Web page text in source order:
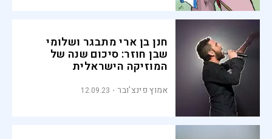
חנן בן ארי מתבגר ושלומי
שבן חוזר: סיכום שנה של
המוזיקה הישראלית
אמוץ פינצ'ובר 12.09.23